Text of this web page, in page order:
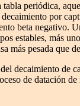
periódica,
por
beta negativo.
estables, más
más pesada que
decaimiento de
de datación